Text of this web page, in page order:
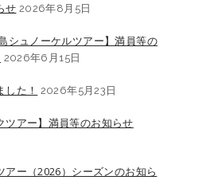
せ 2026年8月5日
シュノーケルツアー】満員等の
2026年6月15日
た！ 2026年5月23日
ツアー】満員等のお知らせ
アー（2026）シーズンのお知ら